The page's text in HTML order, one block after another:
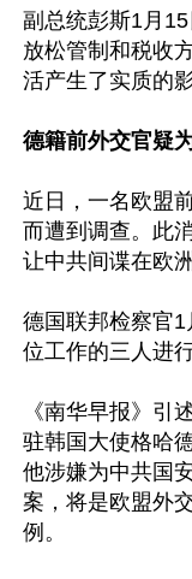
副总统彭斯1月15
放松管制和税收
活产生了实质的
德籍前外交官疑
近日，一名欧盟
而遭到调查。此
让中共间谍在欧
德国联邦检察官
位工作的三人进
《南华早报》引
驻韩国大使格哈
他涉嫌为中共国
案，将是欧盟外
例。